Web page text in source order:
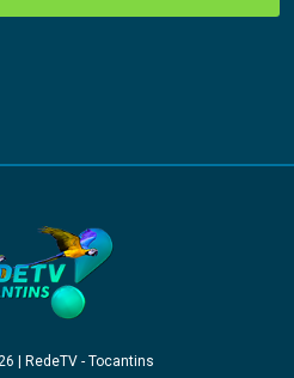
| RedeTV - Tocantins